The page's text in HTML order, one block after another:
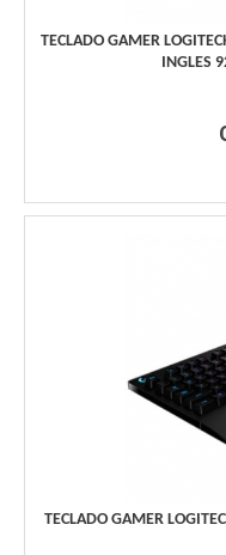
TECLADO GAMER
INGLES
TECLADO GAMER